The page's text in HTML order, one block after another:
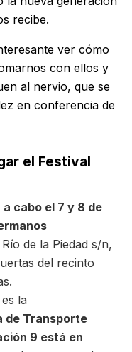
recibe.
ver cómo
con ellos y
al nervio, que se
en conferencia de
el Festival
cabo el 7 y 8 de
de la Piedad s/n,
del recinto
la
de Transporte
9 está en